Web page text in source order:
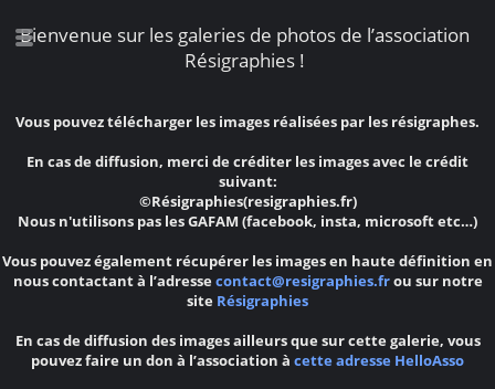
Bienvenue sur les galeries de photos de l’association
Résigraphies !
Vous pouvez télécharger les images réalisées par les résigraphes.
En cas de diffusion, merci de créditer les images avec le crédit
suivant:
©Résigraphies(resigraphies.fr)
Nous n'utilisons pas les GAFAM (facebook, insta, microsoft etc…)
Vous pouvez également récupérer les images en haute définition en
nous contactant à l’adresse contact@resigraphies.frou sur notre
site Résigraphies
En cas de diffusion des images ailleurs que sur cette galerie, vous
pouvez faire un don à l’association à cette adresse HelloAsso